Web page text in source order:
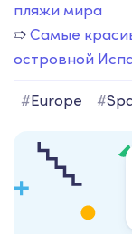
пляжи мира
➱Самые
островной
#Europe #